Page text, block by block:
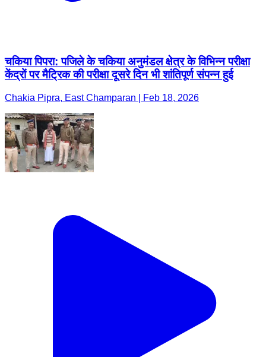
चकिया पिपरा: पजिले के चकिया अनुमंडल क्षेत्र के विभिन्न परीक्षा
केंद्रों पर मैट्रिक की परीक्षा दूसरे दिन भी शांतिपूर्ण संपन्न हुई
Chakia Pipra, East Champaran | Feb 18, 2026